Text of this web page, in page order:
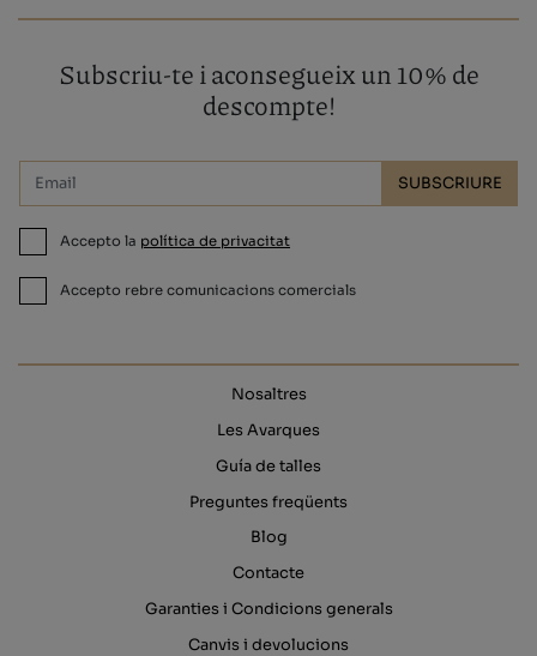
Subscriu-te i aconsegueix un 10% de
descompte!
SUBSCRIURE
Accepto la política de privacitat
Accepto rebre comunicacions comercials
Nosaltres
Les Avarques
Guía de talles
Preguntes freqüents
Blog
Contacte
Garanties i Condicions generals
Canvis i devolucions